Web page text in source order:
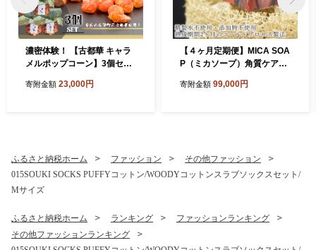
濃密体験！ 【古都華 キャラ
メルポップコーン】3個セッ
イーツ お菓子 プレゼント ギ
寄附金額 23,000円
【４ヶ月定期便】MICA SOA
P（ミカソープ）角質ケア＆
寄附金額 99,000円
ふるさと納税ホーム ファッション
その他ファッション
015SOUKI SOCKS PUFFYコットン/WOODYコットンスラブソックスセット/
Mサイズ
ふるさと納税ホーム ランキング
ファッションランキング
その他ファッションランキング